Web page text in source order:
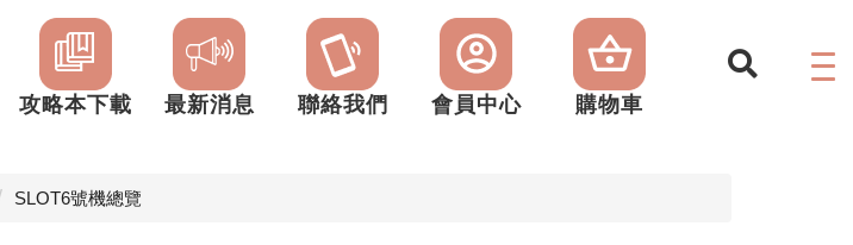
攻略本下載 最新消息 聯絡我們 會員中心 購物車
SLOT6號機總覽